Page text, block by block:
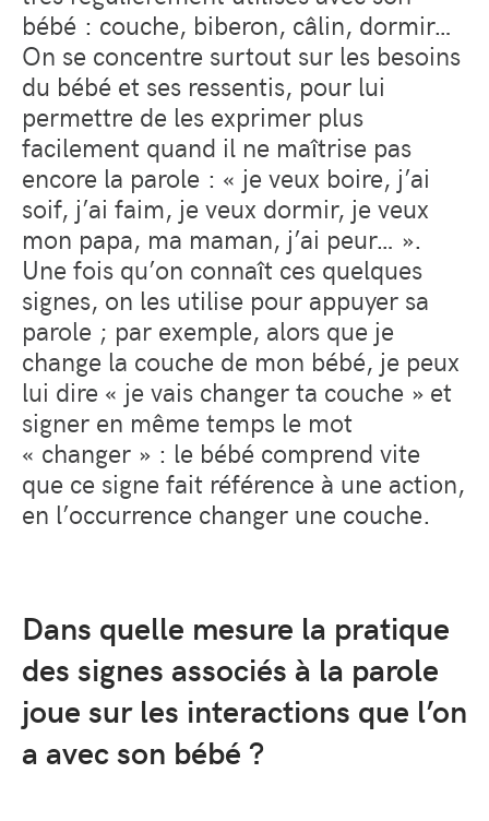
bébé : couche, biberon, câlin, dormir…
On se concentre surtout sur les besoins
du bébé et ses ressentis, pour lui
permettre de les exprimer plus
facilement quand il ne maîtrise pas
encore la parole : « je veux boire, j’ai
soif, j’ai faim, je veux dormir, je veux
mon papa, ma maman, j’ai peur… ».
Une fois qu’on connaît ces quelques
signes, on les utilise pour appuyer sa
parole ; par exemple, alors que je
change la couche de mon bébé, je peux
lui dire « je vais changer ta couche » et
signer en même temps le mot
« changer » : le bébé comprend vite
que ce signe fait référence à une action,
en l’occurrence changer une couche.
Dans quelle mesure la pratique
des signes associés à la parole
joue sur les interactions que l’on
a avec son bébé ?